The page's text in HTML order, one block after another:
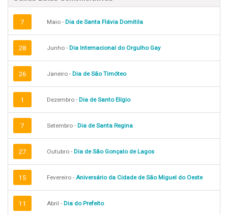
7 Maio - Dia de Santa Flávia Domitila
28 Junho - Dia Internacional do Orgulho Gay
26 Janeiro - Dia de São Timóteo
1 Dezembro - Dia de Santo Elígio
7 Setembro - Dia de Santa Regina
27 Outubro - Dia de São Gonçalo de Lagos
15 Fevereiro - Aniversário da Cidade de São Miguel do Oeste
11 Abril - Dia do Prefeito